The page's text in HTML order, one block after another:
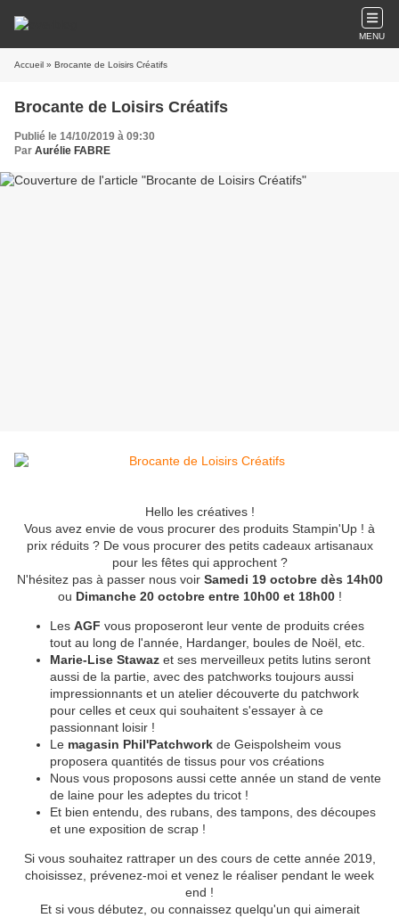
MENU
Accueil » Brocante de Loisirs Créatifs
Brocante de Loisirs Créatifs
Publié le 14/10/2019 à 09:30
Par Aurélie FABRE
Hello les créatives !
Vous avez envie de vous procurer des produits Stampin'Up ! à
prix réduits ? De vous procurer des petits cadeaux artisanaux
pour les fêtes qui approchent ?
N'hésitez pas à passer nous voir Samedi 19 octobre dès 14h00
ou Dimanche 20 octobre entre 10h00 et 18h00!
Les AGF vous proposeront leur vente de produits crées
tout au long de l'année, Hardanger, boules de Noël, etc.
Marie-Lise Stawaz et ses merveilleux petits lutins seront
aussi de la partie, avec des patchworks toujours aussi
impressionnants et un atelier découverte du patchwork
pour celles et ceux qui souhaitent s'essayer à ce
passionnant loisir !
Le magasin Phil'Patchwork de Geispolsheim vous
proposera quantités de tissus pour vos créations
Nous vous proposons aussi cette année un stand de vente
de laine pour les adeptes du tricot !
Et bien entendu, des rubans, des tampons, des découpes
et une exposition de scrap !
Si vous souhaitez rattraper un des cours de cette année 2019,
choisissez, prévenez-moi et venez le réaliser pendant le week
end !
Et si vous débutez, ou connaissez quelqu'un qui aimerait